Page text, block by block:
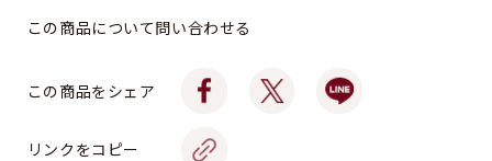
この商品について問い合わせる
この商品をシェア
リンクをコピー